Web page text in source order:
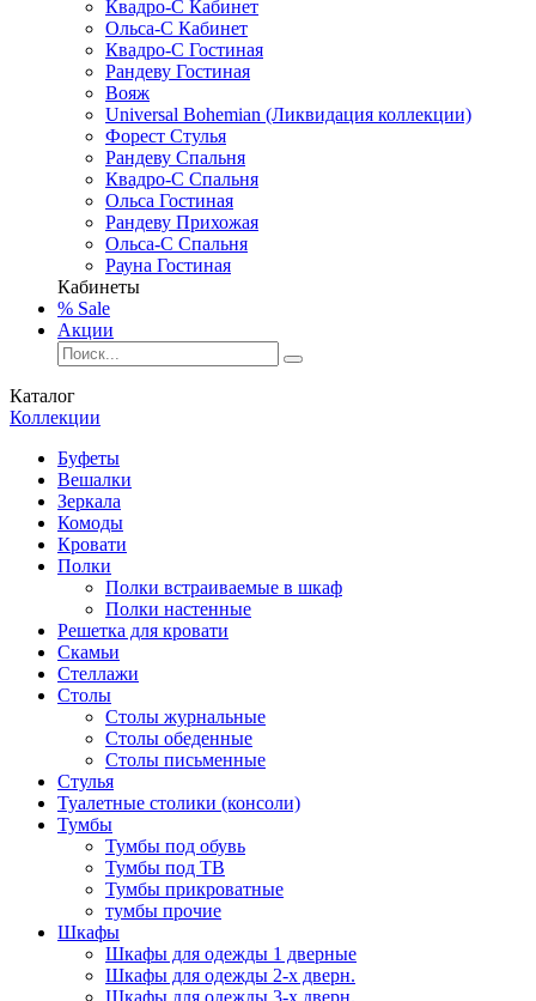
Квадро-С Кабинет
Ольса-С Кабинет
Квадро-С Гостиная
Рандеву Гостиная
Вояж
Universal Bohemian (Ликвидация коллекции)
Форест Стулья
Рандеву Спальня
Квадро-С Спальня
Ольса Гостиная
Рандеву Прихожая
Ольса-С Спальня
Рауна Гостиная
Кабинеты
% Sale
Акции
Каталог
Коллекции
Буфеты
Вешалки
Зеркала
Комоды
Кровати
Полки
Полки встраиваемые в шкаф
Полки настенные
Решетка для кровати
Скамьи
Стеллажи
Столы
Столы журнальные
Столы обеденные
Столы письменные
Стулья
Туалетные столики (консоли)
Тумбы
Тумбы под обувь
Тумбы под ТВ
Тумбы прикроватные
тумбы прочие
Шкафы
Шкафы для одежды 1 дверные
Шкафы для одежды 2-х дверн.
Шкафы для одежды 3-х дверн.